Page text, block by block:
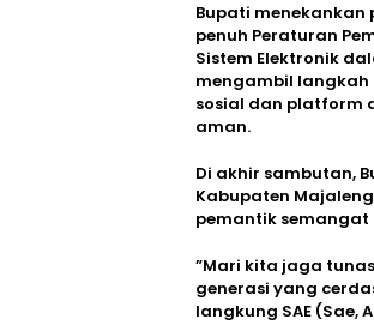
​Bupati
penuh Peraturan
Sistem Elektronik
mengambil langkah
sosial dan platform
aman.
​Di akhir sambutan,
Kabupaten
pemantik
​”Mari kita jaga
generasi yang
langkung SAE (Sae,